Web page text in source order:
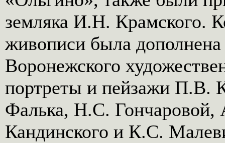
земляка И.Н. Крамского.
живописи была
Воронежского
портреты и пейзажи П.В.
Фалька, Н.С.
Кандинского и К.С.